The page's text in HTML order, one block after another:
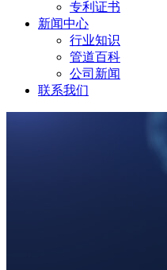
专利证书
新闻中心
行业知识
管道百科
公司新闻
联系我们